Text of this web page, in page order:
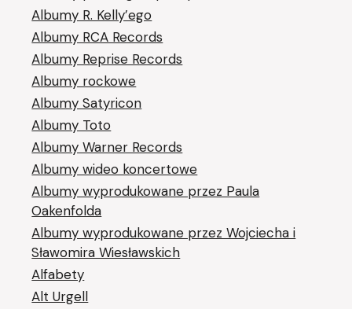
Albumy R. Kelly’ego
Albumy RCA Records
Albumy Reprise Records
Albumy rockowe
Albumy Satyricon
Albumy Toto
Albumy Warner Records
Albumy wideo koncertowe
Albumy wyprodukowane przez Paula
Oakenfolda
Albumy wyprodukowane przez Wojciecha i
Sławomira Wiesławskich
Alfabety
Alt Urgell